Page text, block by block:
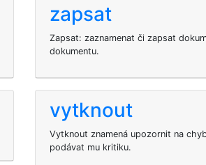
zapsat
Zapsat: zaznamenat či zapsat
dokumentu.
vytknout
Vytknout znamená upozornit na
podávat mu kritiku.